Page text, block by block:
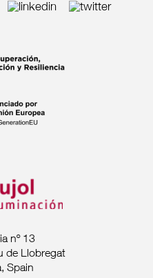
nº 13
de Llobregat
Spain